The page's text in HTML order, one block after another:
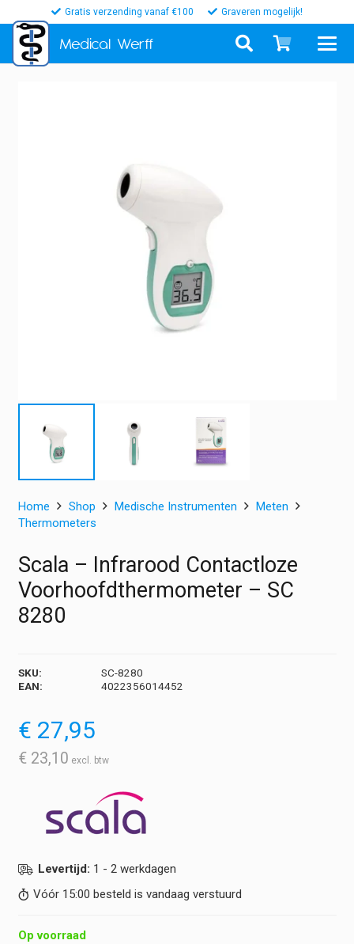
Gratis verzending vanaf €100 Graveren mogelijk!
Medical Werff
Home Shop Medische Instrumenten
Meten
Thermometers
Scala – Infrarood Contactloze
Voorhoofdthermometer – SC
8280
SKU:
SC-8280
EAN:
4022356014452
€ 27,95
€ 23,10
Levertijd: 1 - 2 werkdagen
Vóór 15:00 besteld is vandaag verstuurd
Op voorraad